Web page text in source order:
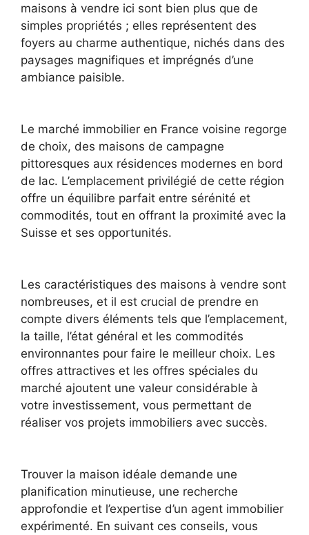
maisons à vendre ici sont bien plus que de
simples propriétés ; elles représentent des
foyers au charme authentique, nichés dans des
paysages magnifiques et imprégnés d’une
ambiance paisible.
Le marché immobilier en France voisine regorge
de choix, des maisons de campagne
pittoresques aux résidences modernes en bord
de lac. L’emplacement privilégié de cette région
offre un équilibre parfait entre sérénité et
commodités, tout en offrant la proximité avec la
Suisse et ses opportunités.
Les caractéristiques des maisons à vendre sont
nombreuses, et il est crucial de prendre en
compte divers éléments tels que l’emplacement,
la taille, l’état général et les commodités
environnantes pour faire le meilleur choix. Les
offres attractives et les offres spéciales du
marché ajoutent une valeur considérable à
votre investissement, vous permettant de
réaliser vos projets immobiliers avec succès.
Trouver la maison idéale demande une
planification minutieuse, une recherche
approfondie et l’expertise d’un agent immobilier
expérimenté. En suivant ces conseils, vous